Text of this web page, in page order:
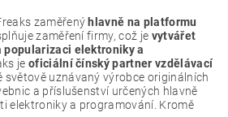
zaměřený hlavně na platformu
zaměření firmy, což je vytvářet
popularizaci elektroniky a
je oficiální čínský partner vzdělávací
světově uznávaný výrobce originálních
a příslušenství určených hlavně
elektroniky a programování. Kromě